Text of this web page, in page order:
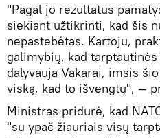
"Pagal jo rezultatus
siekiant užtikrinti, kad šis
nepastebėtas. Kartoju,
galimybių, kad
dalyvauja Vakarai, imsis
viską, kad to išvengtų", —
Ministras pridūrė, kad
"su ypač žiauriais visų